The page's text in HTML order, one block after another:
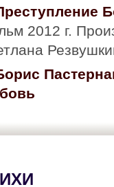
2012 г.